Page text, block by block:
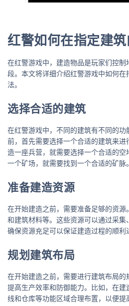
红警如何在指定建
在红警游戏中，建造物品是玩家们控
段。本文将详细介绍红警游戏中如何
法。
选择合适的建筑
在红警游戏中，不同的建筑有不同的功
前，首先需要选择一个合适的建筑来
造一座兵营，就需要选择一个合适的
一个矿场，就需要找到一个合适的矿脉。
准备建造资源
在开始建造之前，需要准备足够的资
和建筑材料等。这些资源可以通过采集
确保资源充足可以保证建造过程的顺利
规划建筑布局
在开始建造之前，需要进行建筑布局的
提高生产效率和防御能力。比如，在
线和仓库等功能区域合理布置，以便提